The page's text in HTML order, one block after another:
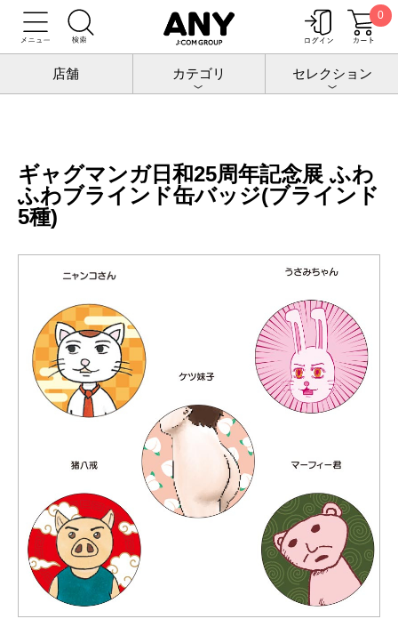
0
店舗 カテゴリ セレクション
トップ
増田こうすけ劇場 ギャグマンガ日和25周年記念展
グッズ
ギャグマンガ日和25周年記念展 ふわふわブラインド缶バッジ(ブラインド5
ギャグマンガ日和25周年記念展 ふわ
ふわブラインド缶バッジ(ブラインド
5種)